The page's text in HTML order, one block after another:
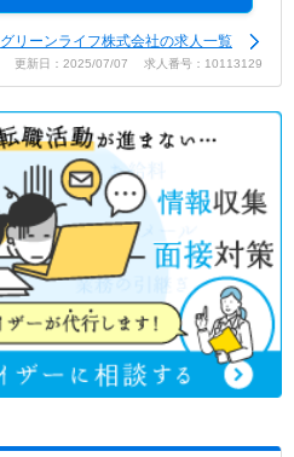
グリーンライフ株式会社の求人一覧
更新日：2025/07/07 求人番号：10113129